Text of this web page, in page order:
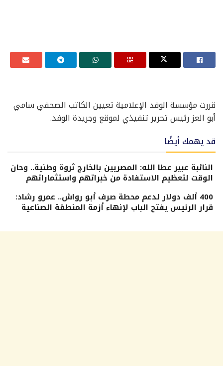
قررت مؤسسة الوفد الإعلامية تعيين الكاتب الصحفي سامي
أبو العز رئيس تحرير تنفيذي لموقع وجريدة الوفد.
قد يهمك أيضًا
النائبة عبير عطا الله: المصريين بالخارج ثروة وطنية.. وحان
الوقت لتعظيم الاستفادة من خبراتهم واستثماراتهم
400 ألف دولار لدعم محطة صرف أبو رواش.. عمرو رشاد:
قرار الرئيس يفتح الباب لإنهاء أزمة المنطقة الصناعية